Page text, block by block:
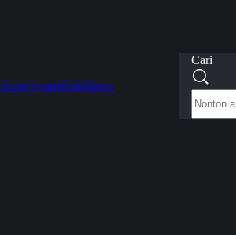
SportsKidsNews
Cari